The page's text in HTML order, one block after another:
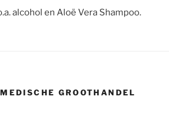
alcohol en Aloë Vera Shampoo.
GROOTHANDEL